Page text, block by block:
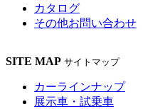
カタログ
その他お問い合わせ
SITE MAP サイトマップ
カーラインナップ
展示車・試乗車